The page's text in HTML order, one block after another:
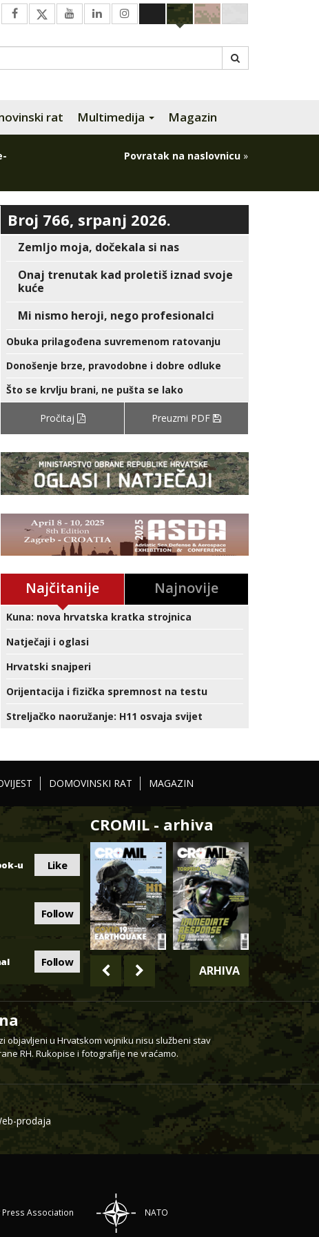
rat Multimedija Magazin
Povratak na naslovnicu »
Broj 766, srpanj 2026.
Zemljo moja, dočekala si nas
Onaj trenutak kad proletiš iznad svoje
kuće
Mi nismo heroji, nego profesionalci
Obuka prilagođena suvremenom ratovanju
Donošenje brze, pravodobne i dobre odluke
Što se krvlju brani, ne pušta se lako
Pročitaj Preuzmi PDF
Najčitanije Najnovije
Kuna: nova hrvatska kratka strojnica
Natječaji i oglasi
Hrvatski snajperi
Orijentacija i fizička spremnost na testu
Streljačko naoružanje: H11 osvaja svijet
DOMOVINSKI RAT MAGAZIN
u Like
Follow
Follow
CROMIL - arhiva
ARHIVA
objavljeni u Hrvatskom vojniku nisu službeni stav
RH. Rukopise i fotografije ne vraćamo.
prodaja
Association NATO